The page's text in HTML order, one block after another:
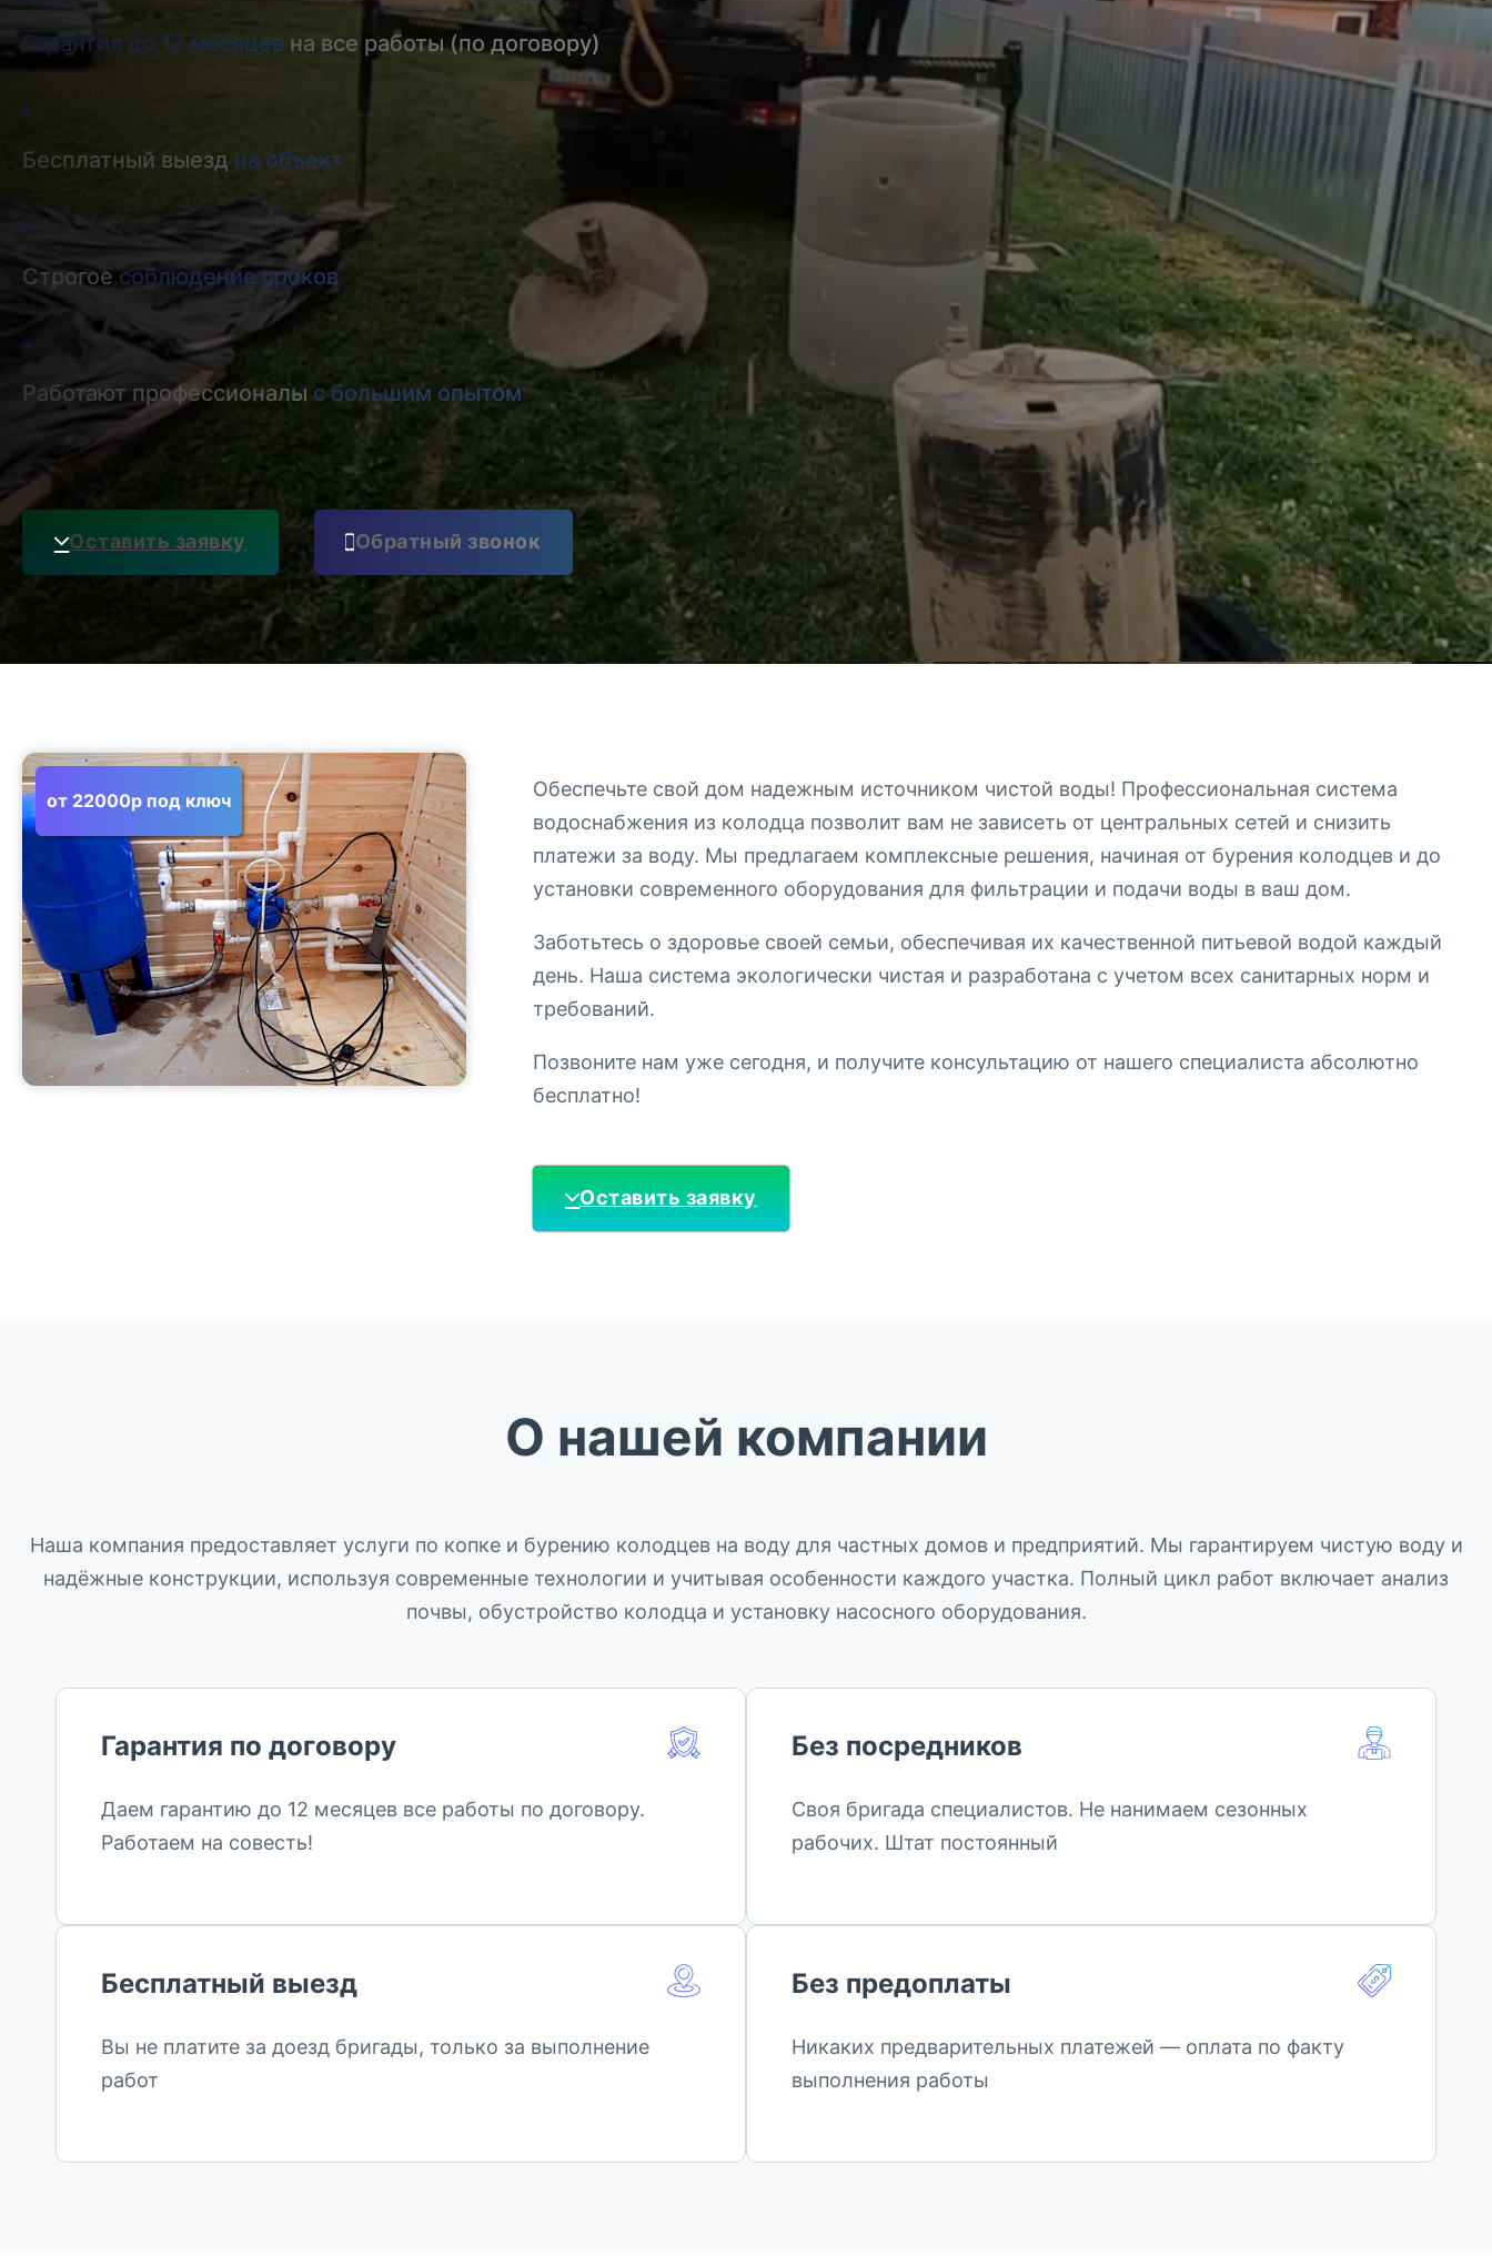
Гарантия до 12 месяцев на все работы (по договору)
Бесплатный выезд на объект
Строгоесоблюдение сроков
Работают профессионалы с большим опытом
Оставить заявку Обратный звонок
от 22000р под ключ
Обеспечьте свой дом надежным источником чистой воды! Профессиональная система
водоснабжения из колодца позволит вам не зависеть от центральных сетей и снизить
платежи за воду. Мы предлагаем комплексные решения, начиная от бурения колодцев и до
установки современного оборудования для фильтрации и подачи воды в ваш дом.
Заботьтесь о здоровье своей семьи, обеспечивая их качественной питьевой водой каждый
день. Наша система экологически чистая и разработана с учетом всех санитарных норм и
требований.
Позвоните нам уже сегодня, и получите консультацию от нашего специалиста абсолютно
бесплатно!
Оставить заявку
О нашей компании
Наша компания предоставляет услуги по копке и бурению колодцев на воду для частных домов и предприятий. Мы гарантируем чистую воду и
надёжные конструкции, используя современные технологии и учитывая особенности каждого участка. Полный цикл работ включает анализ
почвы, обустройство колодца и установку насосного оборудования.
Гарантия по договору
Даем гарантию до 12 месяцев все работы по договору.
Работаем на совесть!
Без посредников
Своя бригада специалистов. Не нанимаем сезонных
рабочих. Штат постоянный
Бесплатный выезд
Вы не платите за доезд бригады, только за выполнение
работ
Без предоплаты
Никаких предварительных платежей — оплата по факту
выполнения работы